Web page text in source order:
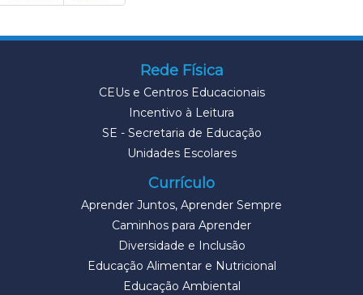
Rede Física
CEUs e Centros Educacionais
Incentivo à Leitura
SE - Secretaria de Educação
Unidades Escolares
Currículo
Aprender Juntos, Aprender Sempre
Caminhos para Aprender
Diversidade e Inclusão
Educação Alimentar e Nutricional
Educação Ambiental